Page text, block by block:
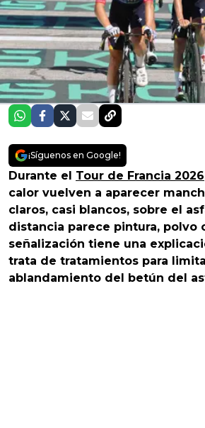
¡Síguenos en Google!
Durante el Tour de Francia 2026
calor vuelven a aparecer
claros, casi blancos, sobre el
distancia parece pintura, polvo
señalización tiene una
trata de tratamientos para
ablandamiento del betún del